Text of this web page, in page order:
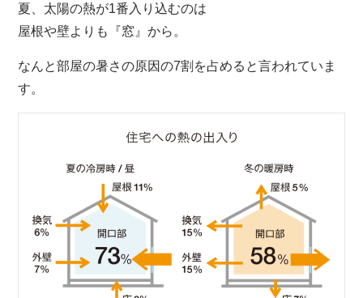
夏、太陽の熱が1番入り込むのは
屋根や壁よりも『窓』から。
なんと部屋の暑さの原因の7割を占めると言われていま
す。